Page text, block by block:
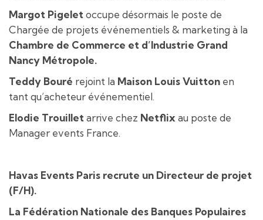
Margot Pigeletoccupe désormais le poste de
Chargée de projets événementiels & marketing à la
Chambre de Commerce et d’Industrie Grand
Nancy Métropole.
Teddy Bouré rejoint la Maison Louis Vuitton en
tant qu’acheteur événementiel.
Elodie Trouilletarrive chez Netflix au poste de
Manager events France.
Havas Events Paris recrute un Directeur de projet
(F/H).
La Fédération Nationale des Banques Populaires